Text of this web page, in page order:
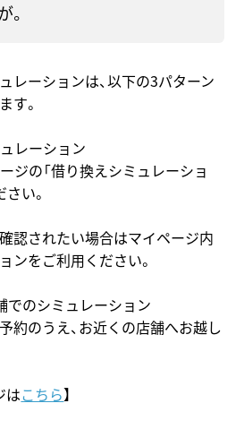
。
レーションは、以下の3パターン
す。
レーション
ジの「借り換えシミュレーショ
い。
認されたい場合はマイページ内
ンをご利用ください。
のシミュレーション
約のうえ、お近くの店舗へお越し
はこちら】